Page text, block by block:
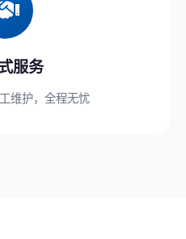
服务
维护，全程无忧